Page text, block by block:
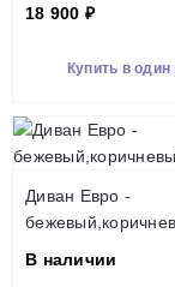
18 900 ₽
Купить в один
Диван Евро -
В наличии